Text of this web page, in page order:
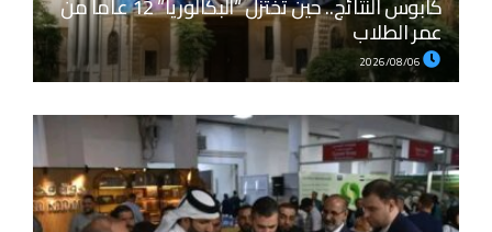
كابوس النتائج.. حين تختزل “البكالوريا” 12 عاماً من
عمر الطلاب